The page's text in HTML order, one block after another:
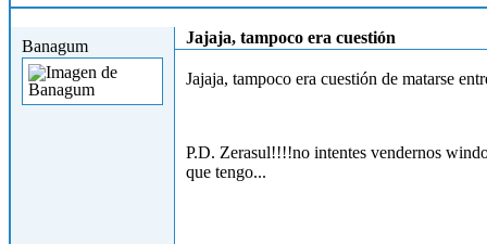
Banagum Jajaja, tampoco era cuestión
Jajaja, tampoco era cuestión de matarse
P.D. Zerasul!!!!no intentes vendernos
que tengo...